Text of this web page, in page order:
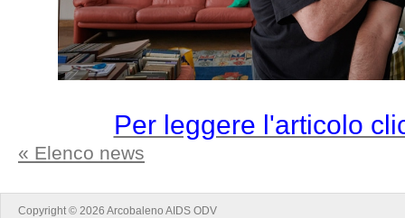
Per leggere l'articolo
« Elenco news
Copyright © 2026 Arcobaleno AIDS ODV